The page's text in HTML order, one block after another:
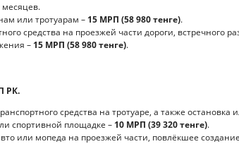
месяцев.
или тротуарам – 15 МРП (58 980 тенге).
средства на проезжей части дороги, встречного
– 15 МРП (58 980 тенге).
РК.
средства на тротуаре, а также остановка
спортивной площадке – 10 МРП (39 320 тенге).
или мопеда на проезжей части, повлёкшее